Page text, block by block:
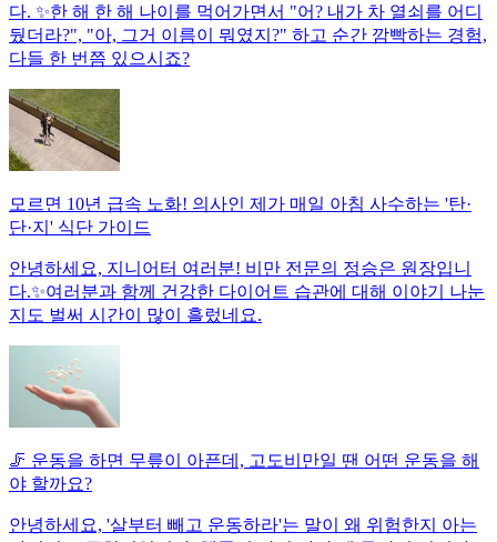
다. ✨한 해 한 해 나이를 먹어가면서 "어? 내가 차 열쇠를 어디
뒀더라?", "아, 그거 이름이 뭐였지?" 하고 순간 깜빡하는 경험,
다들 한 번쯤 있으시죠?
모르면 10년 급속 노화! 의사인 제가 매일 아침 사수하는 '탄·
단·지' 식단 가이드
안녕하세요, 지니어터 여러분! 비만 전문의 정승은 원장입니
다.✨여러분과 함께 건강한 다이어트 습관에 대해 이야기 나눈
지도 벌써 시간이 많이 흘렀네요.
🦵 운동을 하면 무릎이 아픈데, 고도비만일 땐 어떤 운동을 해
야 할까요?
안녕하세요, '살부터 빼고 운동하라'는 말이 왜 위험한지 아는